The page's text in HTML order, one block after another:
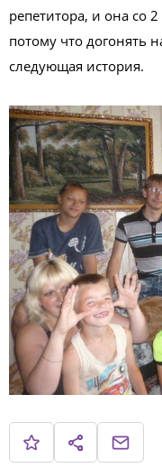
репетитора, и она со
потому что догонять
следующая история.